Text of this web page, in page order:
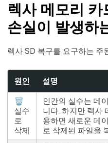
렉사 메모리 카
손실이 발생하
렉사 SD 복구를 요구하는 주
원인 설명
🗑
실수
로
삭제
인간의 실수는 데
니다. 하지만 렉사
용하면 새로운 데
로 삭제된 파일을